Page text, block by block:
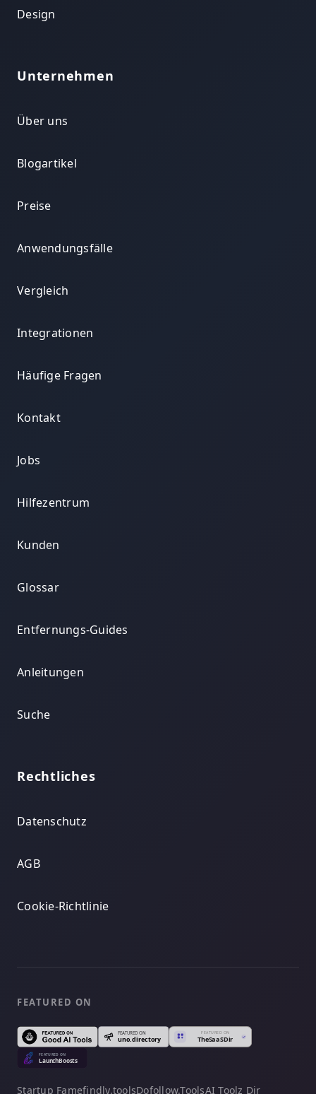
Design
Unternehmen
Über uns
Blogartikel
Preise
Anwendungsfälle
Vergleich
Integrationen
Häufige Fragen
Kontakt
Jobs
Hilfezentrum
Kunden
Glossar
Entfernungs-Guides
Anleitungen
Suche
Rechtliches
Datenschutz
AGB
Cookie-Richtlinie
FEATURED ON
Startup Famefindly.toolsDofollow.ToolsAI Toolz Dir